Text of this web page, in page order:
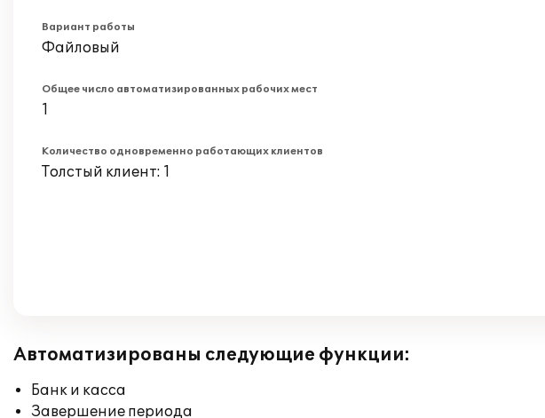
Вариант работы
Файловый
Общее число автоматизированных рабочих мест
1
Количество одновременно работающих клиентов
Толстый клиент: 1
Автоматизированы следующие функции:
Банк и касса
Завершение периода